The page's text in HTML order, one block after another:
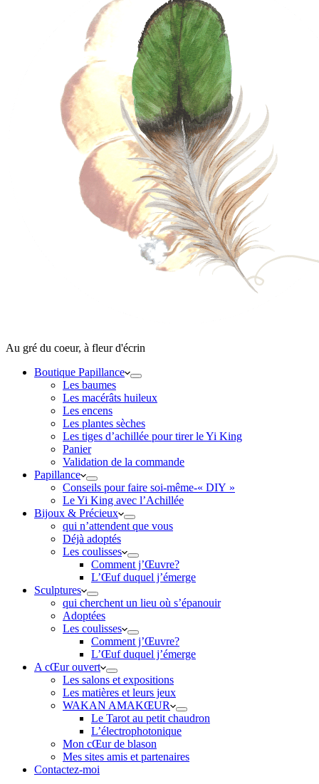
Au gré du coeur, à fleur d'écrin
Boutique Papillance
Les baumes
Les macérâts huileux
Les encens
Les plantes sèches
Les tiges d’achillée pour tirer le Yi King
Panier
Validation de la commande
Papillance
Conseils pour faire soi-même-« DIY »
Le Yi King avec l’Achillée
Bijoux & Précieux
qui n’attendent que vous
Déjà adoptés
Les coulisses
Comment j’Œuvre?
L’Œuf duquel j’émerge
Sculptures
qui cherchent un lieu où s’épanouir
Adoptées
Les coulisses
Comment j’Œuvre?
L’Œuf duquel j’émerge
A cŒur ouvert
Les salons et expositions
Les matières et leurs jeux
WAKAN AMAKŒUR
Le Tarot au petit chaudron
L’électrophotonique
Mon cŒur de blason
Mes sites amis et partenaires
Contactez-moi